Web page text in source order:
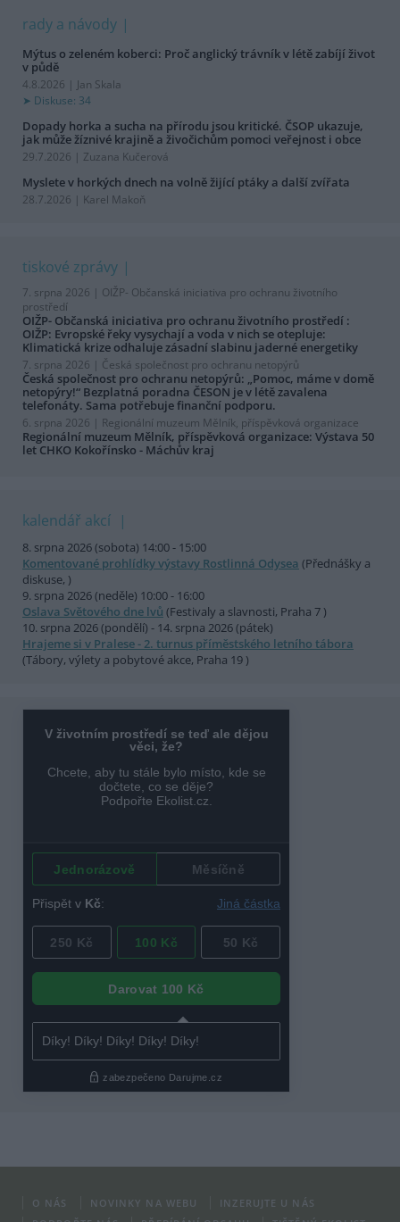
rady a návody
Mýtus o zeleném koberci: Proč anglický trávník v létě zabíjí život
v půdě
4.8.2026 | Jan Skala
Diskuse: 34
Dopady horka a sucha na přírodu jsou kritické. ČSOP ukazuje,
jak může žíznivé krajině a živočichům pomoci veřejnost i obce
29.7.2026 | Zuzana Kučerová
Myslete v horkých dnech na volně žijící ptáky a další zvířata
28.7.2026 | Karel Makoň
tiskové zprávy
7. srpna 2026 | OIŽP- Občanská iniciativa pro ochranu životního
prostředí
OIŽP- Občanská iniciativa pro ochranu životního prostředí :
OIŽP: Evropské řeky vysychají a voda v nich se otepluje:
Klimatická krize odhaluje zásadní slabinu jaderné energetiky
7. srpna 2026 | Česká společnost pro ochranu netopýrů
Česká společnost pro ochranu netopýrů: „Pomoc, máme v domě
netopýry!“ Bezplatná poradna ČESON je v létě zavalena
telefonáty. Sama potřebuje finanční podporu.
6. srpna 2026 | Regionální muzeum Mělník, příspěvková organizace
Regionální muzeum Mělník, příspěvková organizace: Výstava 50
let CHKO Kokořínsko - Máchův kraj
kalendář akcí
8. srpna 2026 (sobota) 14:00 - 15:00
Komentované prohlídky výstavy Rostlinná Odysea (Přednášky a
diskuse, )
9. srpna 2026 (neděle) 10:00 - 16:00
Oslava Světového dne lvů (Festivaly a slavnosti, Praha 7 )
10. srpna 2026 (pondělí) - 14. srpna 2026 (pátek)
Hrajeme si v Pralese - 2. turnus příměstského letního tábora
(Tábory, výlety a pobytové akce, Praha 19 )
O NÁS NOVINKY NA WEBU
INZERUJTE U NÁS